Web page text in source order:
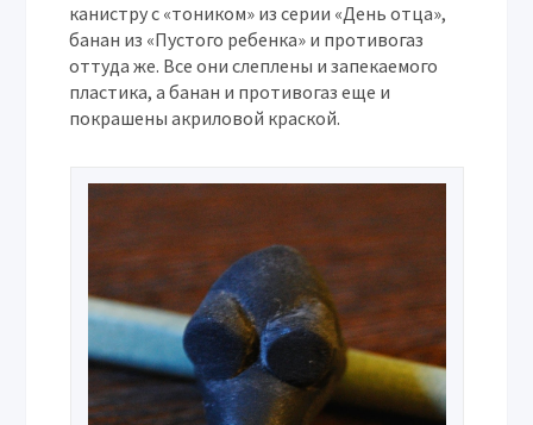
канистру с «тоником» из серии «День отца»,
банан из «Пустого ребенка» и противогаз
оттуда же. Все они слеплены и запекаемого
пластика, а банан и противогаз еще и
покрашены акриловой краской.